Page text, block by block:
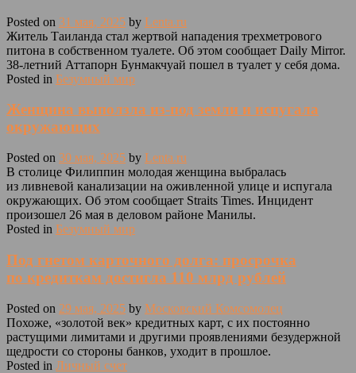
Posted on 31 мая, 2025 by Lenta.ru
Житель Таиланда стал жертвой нападения трехметрового
питона в собственном туалете. Об этом сообщает Daily Mirror.
38-летний Аттапорн Бунмакчуай пошел в туалет у себя дома.
Posted in Безумный мир
Женщина выползла из-под земли и испугала
окружающих
Posted on 30 мая, 2025 by Lenta.ru
В столице Филиппин молодая женщина выбралась
из ливневой канализации на оживленной улице и испугала
окружающих. Об этом сообщает Straits Times. Инцидент
произошел 26 мая в деловом районе Манилы.
Posted in Безумный мир
Под гнетом карточного долга: просрочка
по кредиткам достигла 110 млрд рублей
Posted on 29 мая, 2025 by Московский Комсомолец
Похоже, «золотой век» кредитных карт, с их постоянно
растущими лимитами и другими проявлениями безудержной
щедрости со стороны банков, уходит в прошлое.
Posted in Личный счет